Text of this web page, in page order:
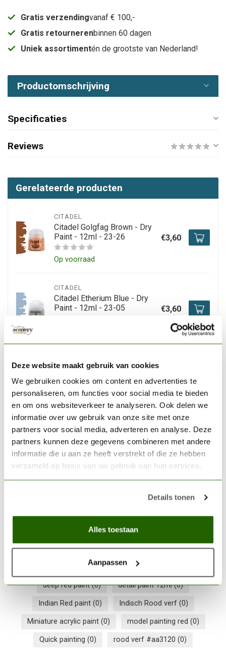
Deze website maakt gebruik van cookies
We gebruiken cookies om content en advertenties te
personaliseren, om functies voor social media te bieden
en om ons websiteverkeer te analyseren. Ook delen we
informatie over uw gebruik van onze site met onze
partners voor social media, adverteren en analyse. Deze
partners kunnen deze gegevens combineren met andere
informatie die u aan ze heeft verstrekt of die ze hebben
verzameld op basis van uw gebruik van hun services.
Details tonen
Alles toestaan
Aanpassen
Gratis verzendingvanaf € 100,-
Gratis retournerenbinnen 60 dagen
Uniek assortimentén de grootste van Nederland!
Productomschrijving
Specificaties
Reviews
Gerelateerde producten
CITADEL
Citadel Golgfag Brown - Dry
Paint - 12ml - 23-26
Op voorraad
€3,60
CITADEL
Citadel Etherium Blue - Dry
Paint - 12ml - 23-05
€3,60
Citadel Kakophoni Purple -
Layer Paint - 12ml - 22-86
Niet op voorraad
€3,60
CITADEL
Citadel Imrik Blue - Dry Paint
- 12ml - 23-20
Op voorraad
€3,60
Op voorraad
deep red paint(0) detail paint 12ml(0)
Indian Red paint (0) Indisch Rood verf (0)
Miniature acrylic paint (0) model painting red (0)
Quick painting (0) rood verf #aa3120 (0)